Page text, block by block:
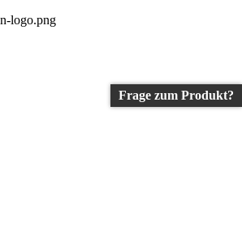
logo.png
Frage zum Produkt?